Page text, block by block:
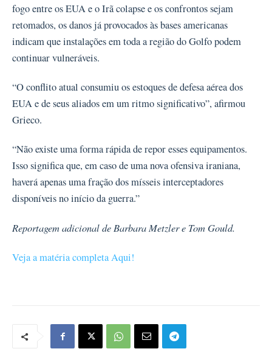
fogo entre os EUA e o Irã colapse e os confrontos sejam
retomados, os danos já provocados às bases americanas
indicam que instalações em toda a região do Golfo podem
continuar vulneráveis.
“O conflito atual consumiu os estoques de defesa aérea dos
EUA e de seus aliados em um ritmo significativo”, afirmou
Grieco.
“Não existe uma forma rápida de repor esses equipamentos.
Isso significa que, em caso de uma nova ofensiva iraniana,
haverá apenas uma fração dos mísseis interceptadores
disponíveis no início da guerra.”
Reportagem adicional de Barbara Metzler e Tom Gould.
Veja a matéria completa Aqui!